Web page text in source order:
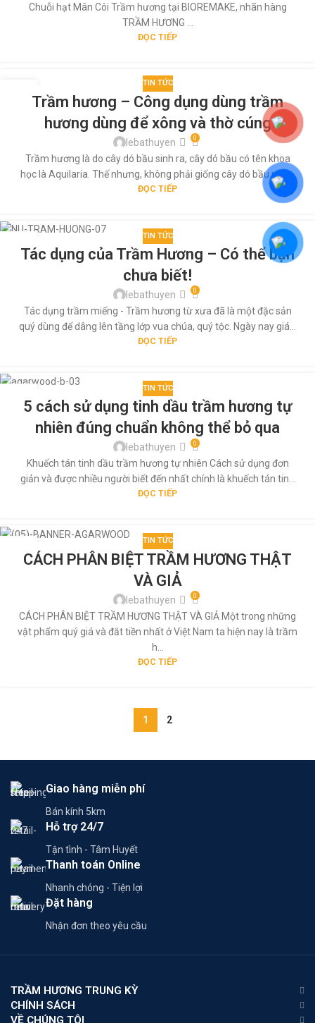
Chuỗi hạt Mân Côi Trầm hương tại BIOREMAKE, nhãn hàng
TRẦM HƯƠNG ...
ĐỌC TIẾP
TIN TỨC
Trầm hương – Công dụng dùng trầm
hương dùng để xông và thờ cúng
lebathuyen 0
Trầm hương là do cây dó bầu sinh ra, cây dó bầu có tên khoa
học là Aquilaria. Thế nhưng, không phải giống cây dó bầu nào...
ĐỌC TIẾP
TIN TỨC
Tác dụng của Trầm Hương – Có thể bạn
chưa biết!
lebathuyen 0
Tác dụng trầm miếng - Trầm hương từ xưa đã là một đặc sản
quý dùng để dâng lên tầng lớp vua chúa, quý tộc. Ngày nay giá...
ĐỌC TIẾP
29
TH5
TIN TỨC
5 cách sử dụng tinh dầu trầm hương tự
nhiên đúng chuẩn không thể bỏ qua
lebathuyen 0
Khuếch tán tinh dầu trầm hương tự nhiên Cách sử dụng đơn
giản và được nhiều người biết đến nhất chính là khuếch tán tin...
ĐỌC TIẾP
TH5
TIN TỨC
CÁCH PHÂN BIỆT TRẦM HƯƠNG THẬT
VÀ GIẢ
lebathuyen 0
CÁCH PHÂN BIỆT TRẦM HƯƠNG THẬT VÀ GIẢ Một trong những
vật phẩm quý giá và đắt tiền nhất ở Việt Nam ta hiện nay là trầm
h...
ĐỌC TIẾP
1 2
Giao hàng miễn phí
Bán kính 5km
Hỗ trợ 24/7
Tận tình - Tâm Huyết
Thanh toán Online
Nhanh chóng - Tiện lợi
Đặt hàng
Nhận đơn theo yêu cầu
TRẦM HƯƠNG TRUNG KỲ
CHÍNH SÁCH
VỀ CHÚNG TÔI